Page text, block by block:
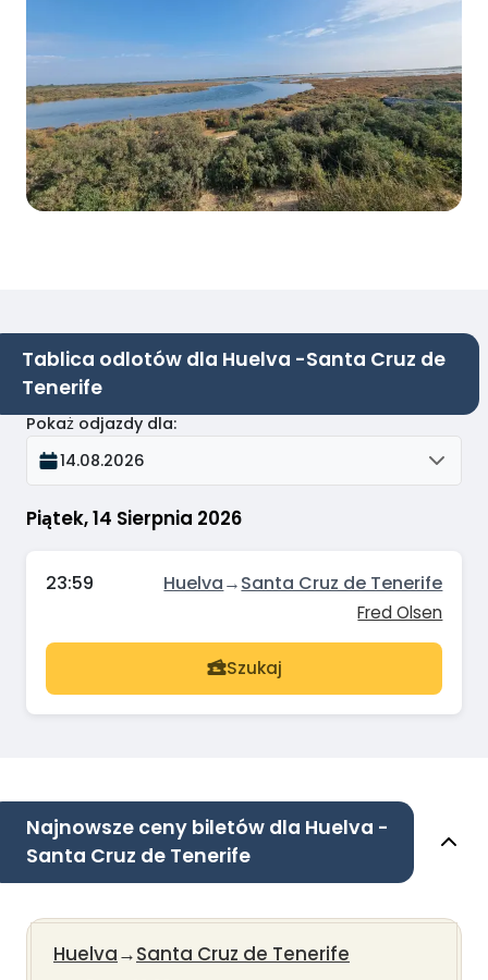
Tablica odlotów dla Huelva -Santa Cruz de
Tenerife
Piątek, 14 Sierpnia 2026
Pokaż odjazdy dla:
14.08.2026
23:59 Huelva→Santa Cruz de Tenerife
Fred Olsen
Szukaj
Najnowsze ceny biletów dla Huelva -
Santa Cruz de Tenerife
Huelva→Santa Cruz de Tenerife